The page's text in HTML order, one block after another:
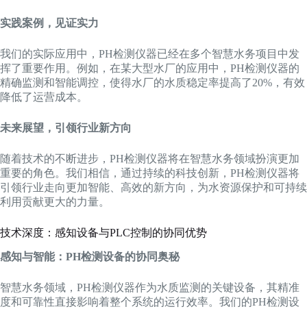
实践案例，见证实力
我们的实际应用中，PH检测仪器已经在多个智慧水务项目中发
挥了重要作用。例如，在某大型水厂的应用中，PH检测仪器的
精确监测和智能调控，使得水厂的水质稳定率提高了20%，有效
降低了运营成本。
未来展望，引领行业新方向
随着技术的不断进步，PH检测仪器将在智慧水务领域扮演更加
重要的角色。我们相信，通过持续的科技创新，PH检测仪器将
引领行业走向更加智能、高效的新方向，为水资源保护和可持续
利用贡献更大的力量。
技术深度：感知设备与PLC控制的协同优势
感知与智能：PH检测设备的协同奥秘
智慧水务领域，PH检测仪器作为水质监测的关键设备，其精准
度和可靠性直接影响着整个系统的运行效率。我们的PH检测设